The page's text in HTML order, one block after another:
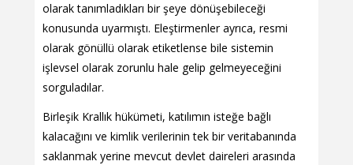
olarak tanımladıkları bir şeye dönüşebileceği
konusunda uyarmıştı. Eleştirmenler ayrıca, resmi
olarak gönüllü olarak etiketlense bile sistemin
işlevsel olarak zorunlu hale gelip gelmeyeceğini
sorguladılar.
Birleşik Krallık hükümeti, katılımın isteğe bağlı
kalacağını ve kimlik verilerinin tek bir veritabanında
saklanmak yerine mevcut devlet daireleri arasında